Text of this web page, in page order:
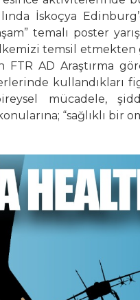
İskoçya
temalı poster
temsil etmekten
FTR AD Araştırma
kullandıkları
mücadele,
“sağlıklı bir